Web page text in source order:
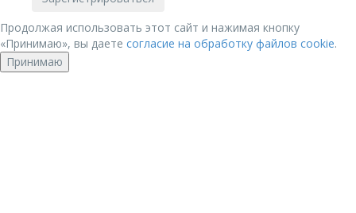
Продолжая использовать этот сайт и нажимая кнопку
«Принимаю», вы даете согласие на обработку файлов cookie.
Принимаю